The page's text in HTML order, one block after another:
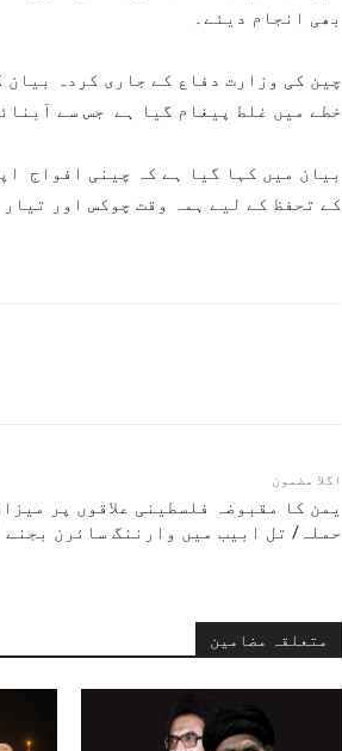
بھی انجام دیئے۔
چین کی وزارت دفاع کے جاری کردہ
خطے میں غلط پیغام گیا ہے جس سے
بیان میں کہا گیا ہے کہ چینی افواج
کے تحفظ کے لیے ہمہ وقت چوکس اور تیار
اگلا مضمون
یمن کا مقبوضہ فلسطینی علاقوں پر
حملہ/ تل ابیب میں وارننگ سائرن بجنے
متعلقہ مضامین